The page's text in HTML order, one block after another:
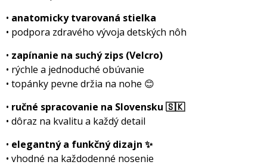
• anatomicky tvarovaná stielka
• podpora zdravého vývoja detských nôh
• zapínanie na suchý zips (Velcro)
• rýchle a jednoduché obúvanie
• topánky pevne držia na nohe 😊
• ručné spracovanie na Slovensku 🇸🇰
• dôraz na kvalitu a každý detail
• elegantný a funkčný dizajn ✨
• vhodné na každodenné nosenie